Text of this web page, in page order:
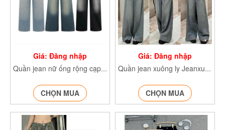
Giá: Đăng nhập
Quần jean nữ ống rộng cạp cao Quanjeancapcao7779 Q.Jean7780 Q.jean7781
CHỌN MUA
Giá: Đăng nhập
Quần jean xuông ly Jeanxuongly7657
CHỌN MUA